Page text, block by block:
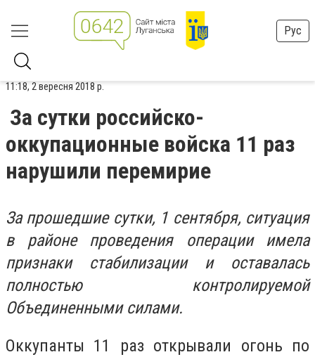
Рус
11:18, 2 вересня 2018 р.
За сутки российско-
оккупационные войска 11 раз
нарушили перемирие
За прошедшие сутки, 1 сентября, ситуация
в районе проведения операции имела
признаки стабилизации и оставалась
полностью контролируемой
Объединенными силами.
Оккупанты 11 раз открывали огонь по